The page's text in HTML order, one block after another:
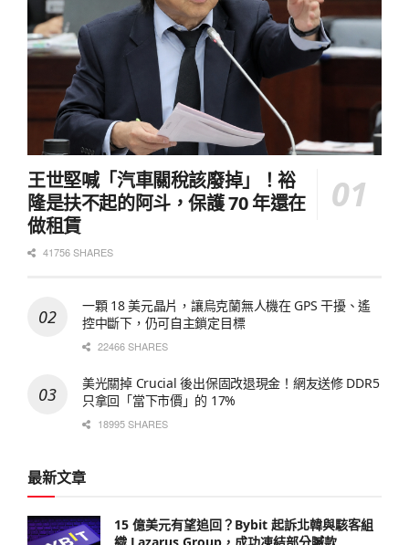
王世堅喊「汽車關稅該廢掉」！裕
隆是扶不起的阿斗，保護 70 年還在
做租賃
41756 SHARES
一顆 18 美元晶片，讓烏克蘭無人機在 GPS 干擾、遙
控中斷下，仍可自主鎖定目標
22466 SHARES
美光關掉 Crucial 後出保固改退現金！網友送修 DDR5
只拿回「當下市價」的 17%
18995 SHARES
最新文章
15 億美元有望追回？Bybit 起訴北韓與駭客組